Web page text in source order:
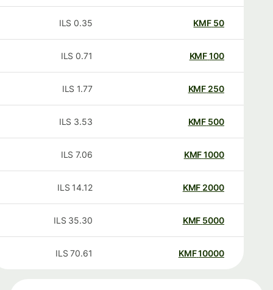
50
KMF
0.35
ILS
100
KMF
0.71
ILS
250
KMF
1.77
ILS
500
KMF
3.53
ILS
1000
KMF
7.06
ILS
2000
KMF
14.12
ILS
5000
KMF
35.30
ILS
10000
KMF
70.61
ILS